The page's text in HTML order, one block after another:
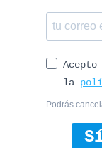
la
Podrás